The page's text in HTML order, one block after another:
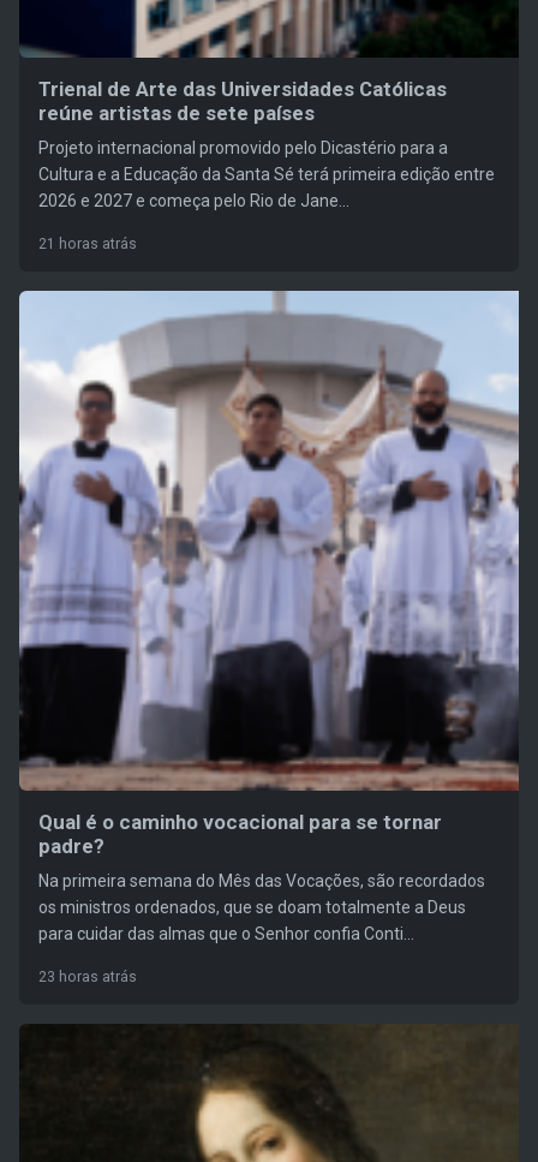
Trienal de Arte das Universidades Católicas
reúne artistas de sete países
Projeto internacional promovido pelo Dicastério para a
Cultura e a Educação da Santa Sé terá primeira edição entre
2026 e 2027 e começa pelo Rio de Jane...
21 horas atrás
Qual é o caminho vocacional para se tornar
padre?
Na primeira semana do Mês das Vocações, são recordados
os ministros ordenados, que se doam totalmente a Deus
para cuidar das almas que o Senhor confia Conti...
23 horas atrás